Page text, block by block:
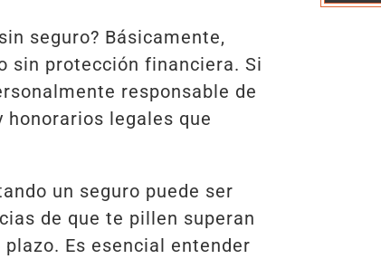
seguro? Básicamente,
sin protección financiera. Si
responsable de
honorarios legales que
un seguro puede ser
de que te pillen superan
Es esencial entender